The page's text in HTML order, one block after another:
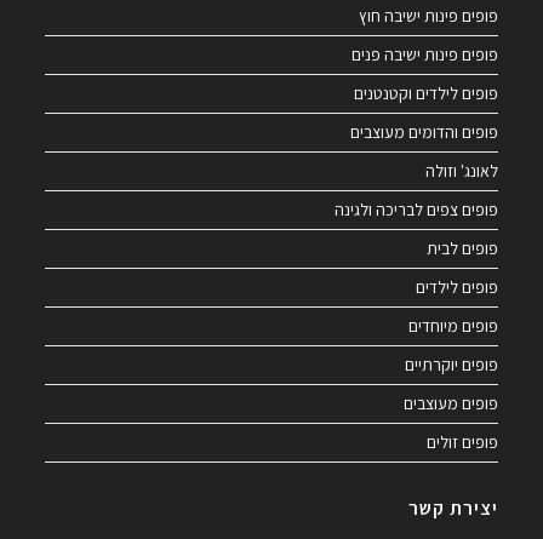
פופים פינות ישיבה חוץ
פופים פינות ישיבה פנים
פופים לילדים וקטנטנים
פופים והדומים מעוצבים
לאונג' וזולה
פופים צפים לבריכה ולגינה
פופים לבית
פופים לילדים
פופים מיוחדים
פופים יוקרתיים
פופים מעוצבים
פופים זולים
יצירת קשר